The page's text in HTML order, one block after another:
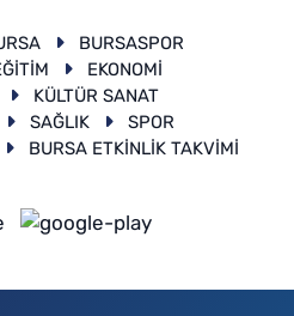
BURSASPOR
EKONOMİ
KÜLTÜR SANAT
SAĞLIK
SPOR
BURSA ETKİNLİK TAKVİMİ